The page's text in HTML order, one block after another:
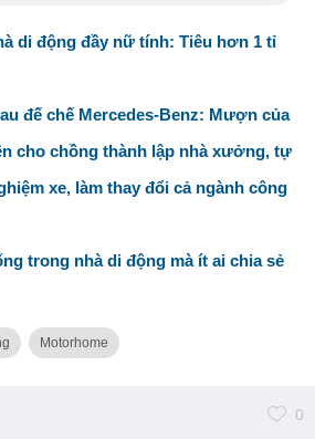
di động đầy nữ tính: Tiêu hơn 1 tỉ
đế chế Mercedes-Benz: Mượn của
cho chồng thành lập nhà xưởng, tự
xe, làm thay đổi cả ngành công
trong nhà di động mà ít ai chia sẻ
Motorhome
0